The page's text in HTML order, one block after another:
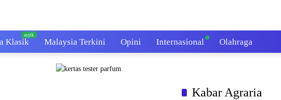
Klasik Malaysia Terkini Opini Internasional Olahraga
Kabar Agraria